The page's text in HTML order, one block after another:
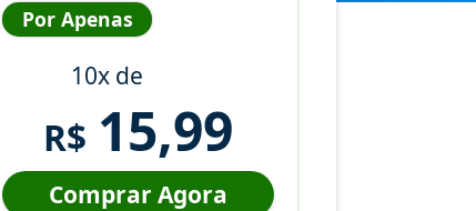
Por Apenas
10x de
R$ 15,99
Comprar Agora